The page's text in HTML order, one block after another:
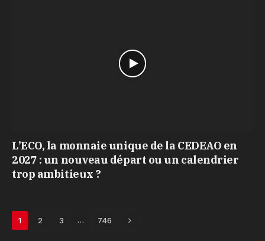
L’ECO, la monnaie unique de la CEDEAO en
2027 : un nouveau départ ou un calendrier
trop ambitieux ?
1 2 3 … 746 Next